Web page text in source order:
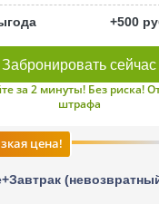
+500
Забронировать сейчас
за 2 минуты! Без риска!
штрафа
цена!